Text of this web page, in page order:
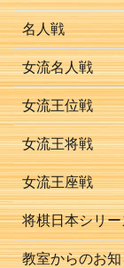
名人戦
女流名人戦
女流王位戦
女流王将戦
女流王座戦
将棋日本シリ
教室からのお